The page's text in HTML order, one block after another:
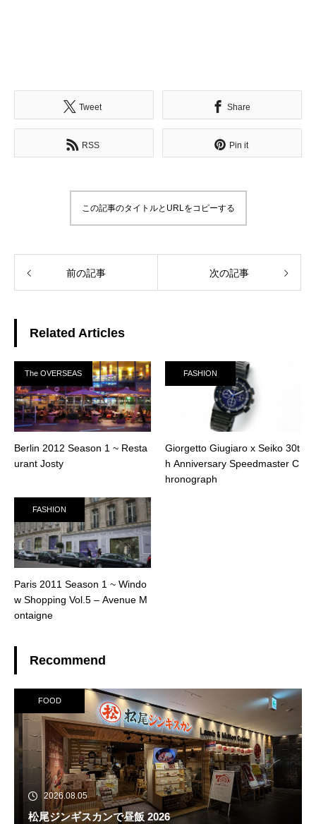
Tweet Share
RSS Pin it
この記事のタイトルとURLをコピーする
前の記事 次の記事
Related Articles
The OVERSEAS
Berlin 2012 Season 1 ~ Resta
urant Josty
FASHION
Giorgetto Giugiaro x Seiko 30t
h Anniversary Speedmaster C
hronograph
FASHION
Paris 2011 Season 1 ~ Windo
w Shopping Vol.5 – Avenue M
ontaigne
Recommend
FOOD
2026.08.05
松尾ジンギスカンで昼飯 2026